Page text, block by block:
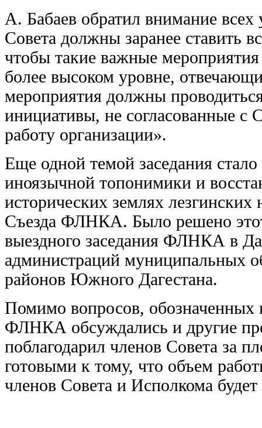
А. Бабаев обратил внимание всех
Совета должны заранее ставить
чтобы такие важные
более высоком уровне,
мероприятия должны
инициативы, не согласованные с
работу организации».
Еще одной темой заседания
иноязычной топонимики и
исторических землях
Съезда ФЛНКА. Было решено
выездного заседания ФЛНКА в
администраций муниципальных
районов Южного Дагестана.
Помимо вопросов, обозначенных
ФЛНКА обсуждались и другие
поблагодарил членов Совета за
готовыми к тому, что объем
членов Совета и Исполкома